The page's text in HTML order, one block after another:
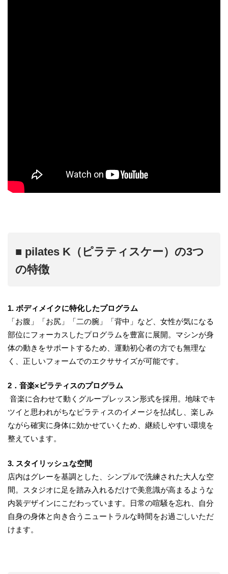
■ pilates K（ピラティスケー）の3つ
の特徴
1. ボディメイクに特化したプログラム
「お腹」「お尻」「二の腕」「背中」など、女性が気になる
部位にフォーカスしたプログラムを豊富に展開。マシンが身
体の動きをサポートするため、運動初心者の方でも無理な
く、正しいフォームでのエクササイズが可能です。
2．音楽×ピラティスのプログラム
音楽に合わせて動くグループレッスン形式を採用。地味でキ
ツイと思われがちなピラティスのイメージを払拭し、楽しみ
ながら確実に身体に効かせていくため、継続しやすい環境を
整えています。
3. スタイリッシュな空間
店内はグレーを基調とした、シンプルで洗練された大人な空
間。スタジオに足を踏み入れるだけで美意識が高まるような
内装デザインにこだわっています。日常の喧騒を忘れ、自分
自身の身体と向き合うニュートラルな時間をお過ごしいただ
けます。